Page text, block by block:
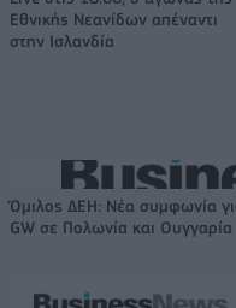
Εθνικής Νεανίδων απέναντι
στην Ισλανδία
Όμιλος ΔΕΗ: Νέα συμφωνία
GW σε Πολωνία και Ουγγαρία